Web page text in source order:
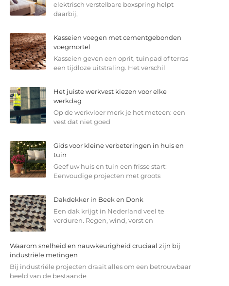
elektrisch verstelbare boxspring helpt
daarbij,
Kasseien voegen met cementgebonden
voegmortel
Kasseien geven een oprit, tuinpad of terras
een tijdloze uitstraling. Het verschil
Het juiste werkvest kiezen voor elke
werkdag
Op de werkvloer merk je het meteen: een
vest dat niet goed
Gids voor kleine verbeteringen in huis en
tuin
Geef uw huis en tuin een frisse start:
Eenvoudige projecten met groots
Dakdekker in Beek en Donk
Een dak krijgt in Nederland veel te
verduren. Regen, wind, vorst en
Waarom snelheid en nauwkeurigheid cruciaal zijn bij
industriële metingen
Bij industriële projecten draait alles om een betrouwbaar
beeld van de bestaande